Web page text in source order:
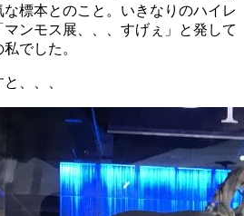
標本とのこと。いきなりのハイレ
ンモス展、、、すげぇ」と発して
でした。
、、、